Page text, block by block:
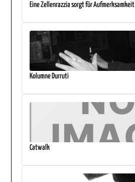
Eine Zellenrazzia sorgt für Aufmerksamkeit
Kolumne Durruti
Catwalk